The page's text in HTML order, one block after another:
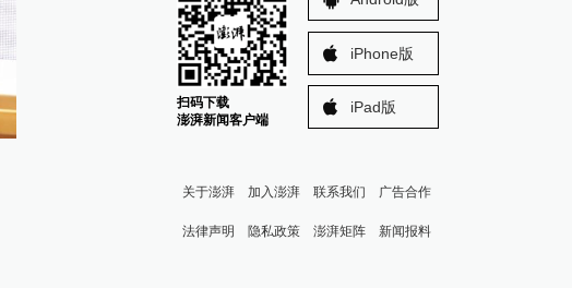
扫码下载
澎湃新闻客户端
iPhone版
iPad版
关于澎湃 加入澎湃 联系我们 广告合作
法律声明 隐私政策 澎湃矩阵 新闻报料